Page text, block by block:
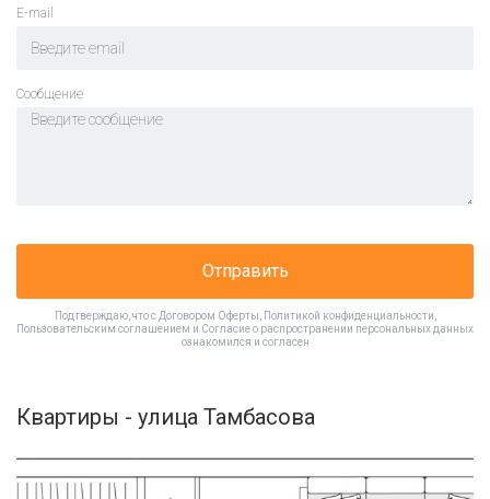
E-mail
Cообщение
Отправить
Подтверждаю, что с Договором Оферты Политикой конфиденциальности
Пользовательским соглашением и Согласие о распространении персональных данных
ознакомился и согласен
Квартиры - улица Тамбасова